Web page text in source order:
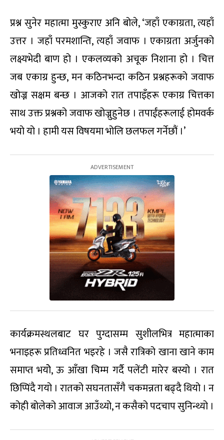
प्रश्न सुनेर महात्मा मुस्कुराए अनि बोले, ‘जहाँ एकाग्रता, त्यहाँ
उत्तर । जहाँ परमशान्ति, त्यहाँ जवाफ । एकाग्रता अर्जुनको
लक्ष्यभेदी बाण हो । एकलव्यको अचूक निशाना हो । चित्त
जब एकाग्र हुन्छ, मन कठिनभन्दा कठिन प्रश्नहरूको जवाफ
खोज्न सक्षम बन्छ । आजको रात तपाइँहरू एकाग्र चित्तका
साथ उक्त प्रश्नको जवाफ खोज्नुहुनेछ । तपाईंहरूलाई होमवर्क
भयो यो । हामी यस विषयमा भोलि छलफल गर्नेछौं ।’
कार्यक्रमस्थलबाट घर पुग्दासम्म सुशीलभित्र महात्माका
भनाइहरू प्रतिध्वनित भइरहे । जसै रात्रिको खाना खाने काम
समाप्त भयोे, ऊ आँखा चिम्म गर्दै पलेंटी मारेर बस्यो । रात
छिप्पिंदै गयो । रातको सघनतासँगै चकमन्नता बढ्दै थियो । न
कोही बोलेको आवाज आउँथ्यो, न कसैको पदचाप सुनिन्थ्यो ।